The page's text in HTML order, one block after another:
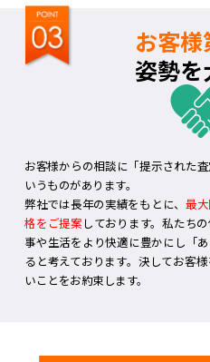
お客様
姿勢を
お客様からの相談に「提示された
いうものがあります。
弊社では長年の実績をもとに、最
格をご提案 しております。私たち
事や生活をより快適に豊かにし「
ると考えております。決してお客
いことをお約束します。